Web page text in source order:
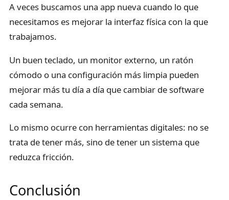
A veces buscamos una app nueva cuando lo que
necesitamos es mejorar la interfaz física con la que
trabajamos.
Un buen teclado, un monitor externo, un ratón
cómodo o una configuración más limpia pueden
mejorar más tu día a día que cambiar de software
cada semana.
Lo mismo ocurre con herramientas digitales: no se
trata de tener más, sino de tener un sistema que
reduzca fricción.
Conclusión